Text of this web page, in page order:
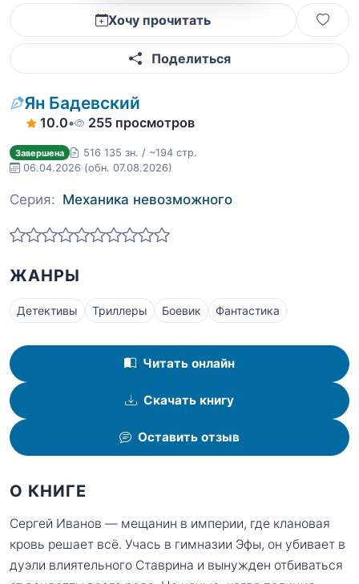
Хочу прочитать
Поделиться
Ян Бадевский
10.0• 255 просмотров
Завершена
516 135 зн. / ~194 стр.
06.04.2026 (обн. 07.08.2026)
Серия: Механика невозможного
ЖАНРЫ
Детективы Триллеры Боевик Фантастика
Читать онлайн
Скачать книгу
Оставить отзыв
О КНИГЕ
Сергей Иванов — мещанин в империи, где клановая
кровь решает всё. Учась в гимназии Эфы, он убивает в
дуэли влиятельного Ставрина и вынужден отбиваться